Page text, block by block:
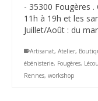
- 35300 Fougères
11h à 19h et les
Juillet/Août : du
Artisanat, Atelier,
ébénisterie, Fougères,
Rennes, workshop